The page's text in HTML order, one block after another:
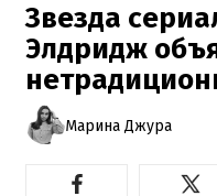
Звезда
Элдридж
Марина Джура